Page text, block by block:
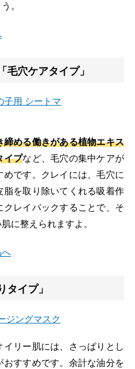
。
毛穴ケアタイプ」
締める働きがある植物エキス
イプなど、毛穴の集中ケアが
です。クレイには、毛穴に
を取り除いてくれる吸着作
レイパックすることで、そ
に整えられますよ。
へ
タイプ」
リー肌には、さっぱりとし
すすめです。余計な油分を